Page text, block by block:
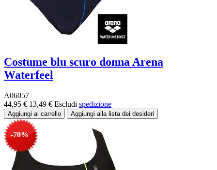
Costume blu scuro donna Arena
Waterfeel
A06057
44,95 € 13,49 € Escludi spedizione
-70%